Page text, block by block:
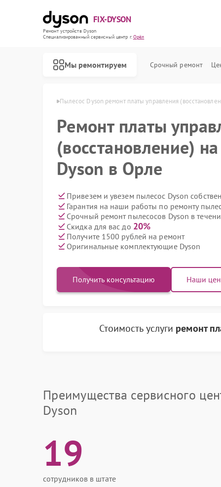
FIX-DYSON
Ремонт устройств Dyson
Специализированный cервисный центр г.Орёл
Мы ремонтируем Срочный ремонт
Пылесос Dyson ремонт платы управления
Ремонт платы
(восстановление)
Dyson в Орле
Привезем и увезем пылесос Dyson
Гарантия на наши работы по ремонту
Срочный ремонт пылесосов Dyson в
Скидка для вас до 20%
Получите 1500 рублей на ремонт
Оригинальные комплектующие Dyson
Получить консультацию Наши
Стоимость услуги ремонт
Преимущества сервисного
Dyson
19
сотрудников в штате